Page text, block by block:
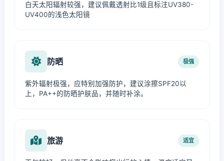
白天太阳辐射较强，建议佩戴透射比1级且标注UV380-
UV400的浅色太阳镜
防晒 极强
紫外辐射极强，应特别加强防护，建议涂擦SPF20以
上，PA++的防晒护肤品，并随时补涂。
旅游 适宜